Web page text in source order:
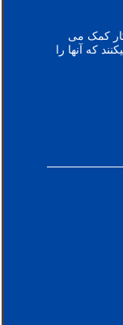
کمک می
که آنها را